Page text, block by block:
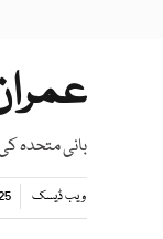
بانی متحدہ
ویب ڈیسک